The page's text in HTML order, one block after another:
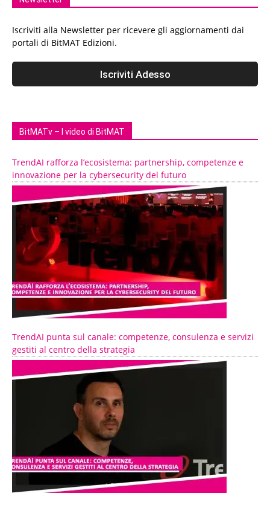
Iscriviti alla Newsletter per ricevere gli aggiornamenti dai
portali di BitMAT Edizioni.
BitMATv – I video di BitMAT
TrendAI rafforza l’ecosistema: partnership, competenze e
innovazione per la cybersecurity del futuro
TrendAI punta sul canale: competenze, consulenza e servizi
gestiti al centro della strategia